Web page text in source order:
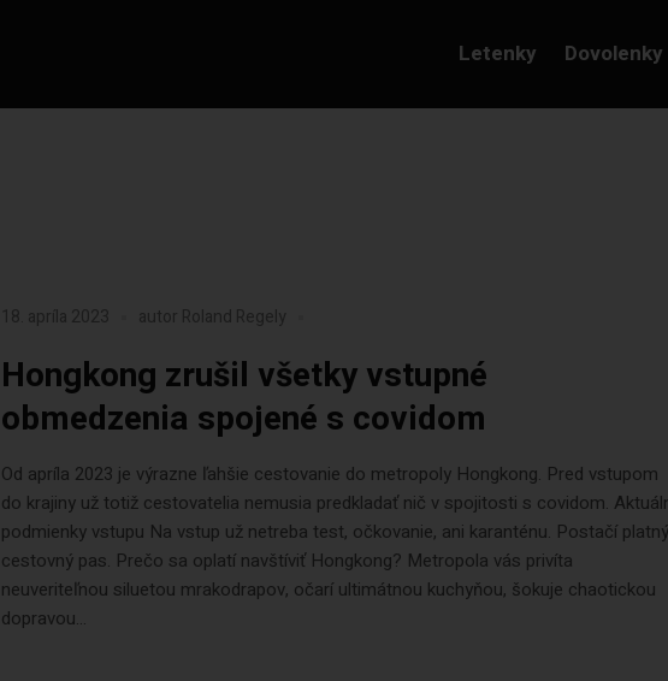
Letenky Dovolenky
18. apríla 2023 autor Roland Regely
Hongkong zrušil všetky vstupné
obmedzenia spojené s covidom
Od apríla 2023 je výrazne ľahšie cestovanie do metropoly Hongkong. Pred vstupom
do krajiny už totiž cestovatelia nemusia predkladať nič v spojitosti s covidom.
podmienky vstupu Na vstup už netreba test, očkovanie, ani karanténu. Postačí platný
cestovný pas. Prečo sa oplatí navštíviť Hongkong? Metropola vás privíta
neuveriteľnou siluetou mrakodrapov, očarí ultimátnou kuchyňou, šokuje chaotickou
dopravou...